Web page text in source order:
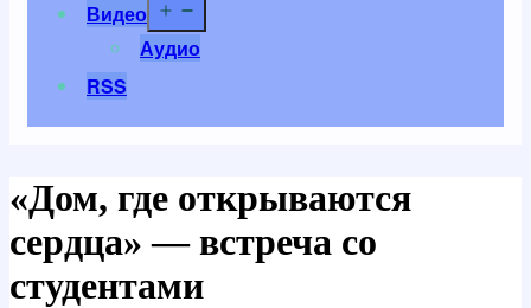
Видео
Аудио
RSS
«Дом, где открываются
сердца» — встреча со
студентами